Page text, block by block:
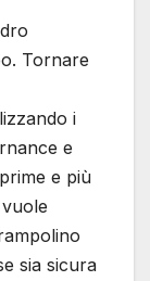
Tornare
i
e
e più
sia sicura